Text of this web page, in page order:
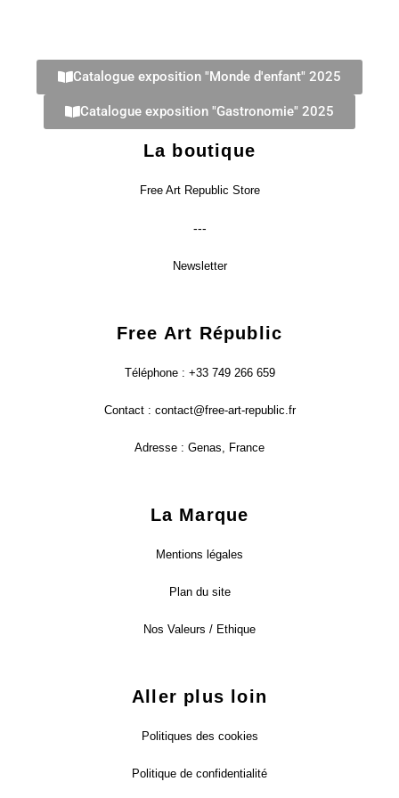
Catalogue exposition "Monde d'enfant" 2025
Catalogue exposition "Gastronomie" 2025
La boutique
Free Art Republic Store
---
Newsletter
Free Art Républic
Téléphone : +33 749 266 659
Contact : contact@free-art-republic.fr
Adresse : Genas, France
La Marque
Mentions légales
Plan du site
Nos Valeurs / Ethique
Aller plus loin
Politiques des cookies
Politique de confidentialité